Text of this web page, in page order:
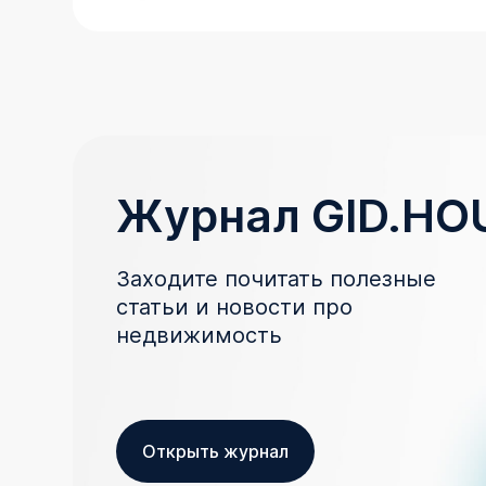
Журнал
Заходите почитать полезные
статьи и новости про
недвижимость
Открыть журнал